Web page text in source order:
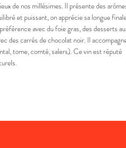
de nos millésimes. Il présente des
et puissant, on apprécie sa longue
avec du foie gras, des desserts
des carrés de chocolat noir. Il
tome, comté, salers). Ce vin est réputé